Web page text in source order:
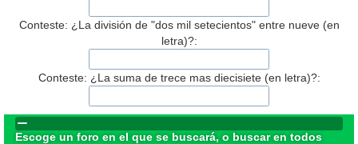
Conteste: ¿La división de "dos mil setecientos" entre nueve (en
letra)?:
Conteste: ¿La suma de trece mas diecisiete (en letra)?:
Escoge un foro en el que se buscará, o buscar en todos